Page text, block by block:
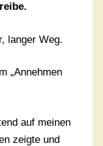
langer Weg.
„Annehmen
auf meinen
zeigte und